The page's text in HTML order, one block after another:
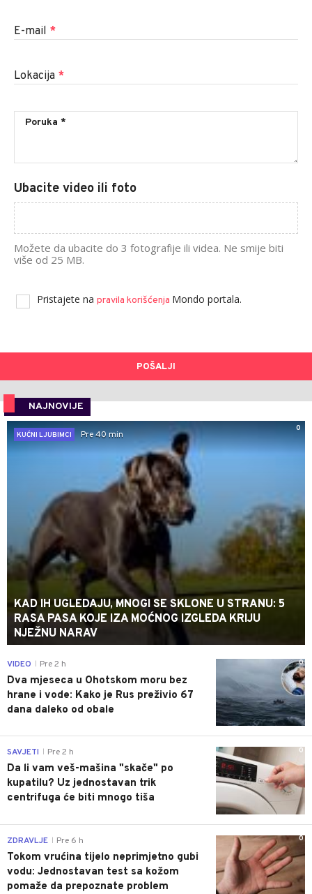
E-mail *
Lokacija *
Ubacite video ili foto
Možete da ubacite do 3 fotografije ili videa. Ne smije biti
više od 25 MB.
Pristajete na pravila korišćenja Mondo portala.
POŠALJI
NAJNOVIJE
0
KUĆNI LJUBIMCI
Pre 40 min
KAD IH UGLEDAJU, MNOGI SE SKLONE U STRANU: 5
RASA PASA KOJE IZA MOĆNOG IZGLEDA KRIJU
NJEŽNU NARAV
0
VIDEO Pre 2 h
Dva mjeseca u Ohotskom moru bez
hrane i vode: Kako je Rus preživio 67
dana daleko od obale
0
SAVJETI Pre 2 h
Da li vam veš-mašina "skače" po
kupatilu? Uz jednostavan trik
centrifuga će biti mnogo tiša
0
ZDRAVLJE Pre 6 h
Tokom vrućina tijelo neprimjetno gubi
vodu: Jednostavan test sa kožom
pomaže da prepoznate problem